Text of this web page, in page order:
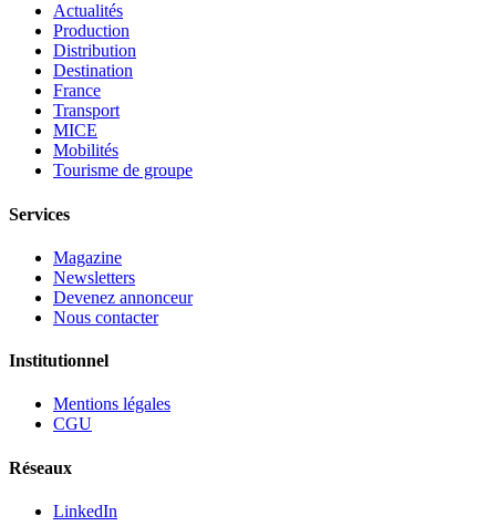
Actualités
Production
Distribution
Destination
France
Transport
MICE
Mobilités
Tourisme de groupe
Services
Magazine
Newsletters
Devenez annonceur
Nous contacter
Institutionnel
Mentions légales
CGU
Réseaux
LinkedIn